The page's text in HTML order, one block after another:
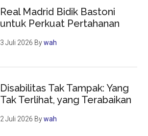
Real Madrid Bidik Bastoni
untuk Perkuat Pertahanan
3 Juli 2026 Bywah
Disabilitas Tak Tampak: Yang
Tak Terlihat, yang Terabaikan
2 Juli 2026 Bywah